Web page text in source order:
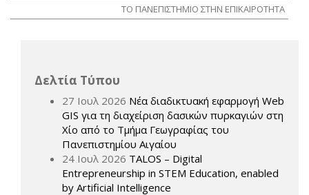
ΤΟ ΠΑΝΕΠΙΣΤΗΜΙΟ ΣΤΗΝ ΕΠΙΚΑΙΡΟΤΗΤΑ
Δελτία Τύπου
27 Ιουλ 2026 Νέα διαδικτυακή εφαρμογή Web
GIS για τη διαχείριση δασικών πυρκαγιών στη
Χίο από το Τμήμα Γεωγραφίας του
Πανεπιστημίου Αιγαίου
24 Ιουλ 2026 TALOS – Digital
Entrepreneurship in STEM Education, enabled
by Artificial Intelligence